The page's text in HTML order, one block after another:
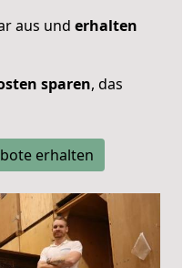
aus und erhalten
sparen, das
erhalten